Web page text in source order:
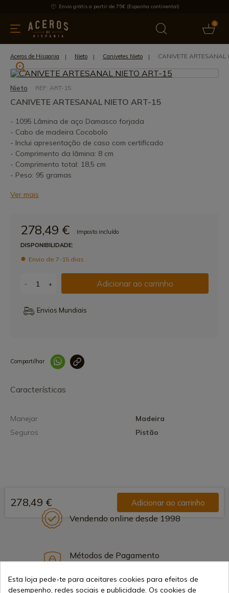
Envio grátis a partir de 75€ (Espanha continental)
0
& Utensílios de cozinha Oferece Últimas notícias
Aceros de Hispania Nieto Canivetes Nieto CANIVETE ARTESANAL
Nieto REF: ART-15
CANIVETE ARTESANAL NIETO ART-15
- 1095 Lâmina de aço Damasco forjada
- Cabo de madeira Cocobolo
- Inclui apresentação de caso com certificado
- Comprimento da lâmina: 8 cm
- Comprimento total: 18,5 cm
- Peso: 95 gramas
Ver mais
278,49 €
Imposto incluído
DISPONIBILIDADE:
Envio de 7-15 dias
- + Adicionar ao carrinho
Envios Mundiais
Compartilhar
Características
Manejar
Madeira
Seguros
Pistão
278,49 € Adicionar ao carrinho
Vendendo online desde 1998
Métodos de Pagamento
Esta loja pede-te para aceitares cookies para efeitos de
desempenho, redes sociais e publicidade. Os cookies de